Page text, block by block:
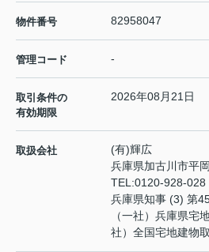
物件番号 82958047
管理コード -
取引条件の
有効期限
2026年08月21日
取扱会社
(有)輝広
兵庫県加古川市平
TEL:0120-928-028
兵庫県知事 (3) 第
（一社）兵庫県
社）全国宅地建物